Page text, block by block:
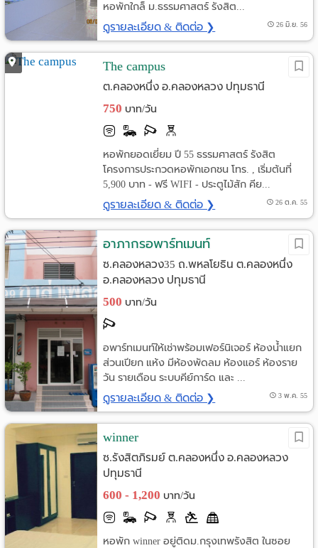
หอพักใกล็ ม.ธรรมศาสตร์ รังสิต...
ดูรายละเอียด & ติดต่อ ❯ 26 มิ.ย. 56
The campus
ต.คลองหนึ่ง อ.คลองหลวง ปทุมธานี
750 บาท/วัน
หอพักยอดเยี่ยม ปี 55 ธรรมศาสตร์ รังสิต
โครงการประกวดหอพักเอกชน โทร. , เริ่มต้นที่
5,900 บาท - ฟรี WIFI - ประตูไม้สัก คีย...
ดูรายละเอียด & ติดต่อ ❯ 26 ต.ค. 55
อาภากรอพาร์ทเมนท์
ซ.คลองหลวง35 ถ.พหลโยธิน ต.คลองหนึ่ง
อ.คลองหลวง ปทุมธานี
500 บาท/วัน
อพาร์ทเมนท์ให้เช่าพร้อมเฟอร์นิเจอร์ ห้องน้ำแยก
ส่วนเปียก แห้ง มีห้องพัดลม ห้องแอร์ ห้องราย
วัน รายเดือน ระบบคีย์การ์ด และ ...
ดูรายละเอียด & ติดต่อ ❯ 3 พ.ค. 55
winner
ซ.รังสิตภิรมย์ ต.คลองหนึ่ง อ.คลองหลวง
ปทุมธานี
600 - 1,200 บาท/วัน
หอพัก winner อยู่ติดม.กรุงเทพรังสิต ในซอย